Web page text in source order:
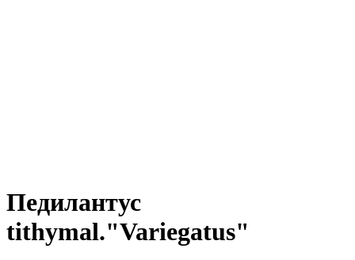
Педилантус
tithymal."Variegatus"